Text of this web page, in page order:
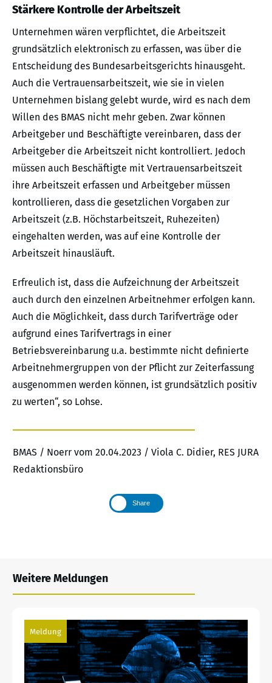
Stärkere Kontrolle der Arbeitszeit
Unternehmen wären verpflichtet, die Arbeitszeit
grundsätzlich elektronisch zu erfassen, was über die
Entscheidung des Bundesarbeitsgerichts hinausgeht.
Auch die Vertrauensarbeitszeit, wie sie in vielen
Unternehmen bislang gelebt wurde, wird es nach dem
Willen des BMAS nicht mehr geben. Zwar können
Arbeitgeber und Beschäftigte vereinbaren, dass der
Arbeitgeber die Arbeitszeit nicht kontrolliert. Jedoch
müssen auch Beschäftigte mit Vertrauensarbeitszeit
ihre Arbeitszeit erfassen und Arbeitgeber müssen
kontrollieren, dass die gesetzlichen Vorgaben zur
Arbeitszeit (z.B. Höchstarbeitszeit, Ruhezeiten)
eingehalten werden, was auf eine Kontrolle der
Arbeitszeit hinausläuft.
Erfreulich ist, dass die Aufzeichnung der Arbeitszeit
auch durch den einzelnen Arbeitnehmer erfolgen kann.
Auch die Möglichkeit, dass durch Tarifverträge oder
aufgrund eines Tarifvertrags in einer
Betriebsvereinbarung u.a. bestimmte nicht definierte
Arbeitnehmergruppen von der Pflicht zur Zeiterfassung
ausgenommen werden können, ist grundsätzlich positiv
zu werten“, so Lohse.
BMAS / Noerr vom 20.04.2023 / Viola C. Didier, RES JURA
Redaktionsbüro
Share
Weitere Meldungen
Meldung